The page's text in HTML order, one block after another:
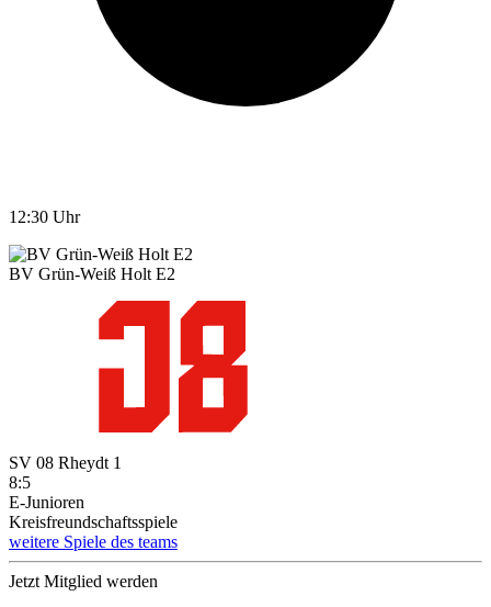
12:30 Uhr
BV Grün-Weiß Holt E2
SV 08 Rheydt 1
8:5
E-Junioren
Kreisfreundschaftsspiele
weitere Spiele des teams
Jetzt Mitglied werden